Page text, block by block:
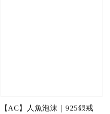
【AC】人魚泡沫｜925銀戒